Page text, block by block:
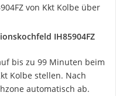
von Kkt Kolbe über
IH85904FZ
bis zu 99 Minuten beim
Kolbe stellen. Nach
automatisch ab.